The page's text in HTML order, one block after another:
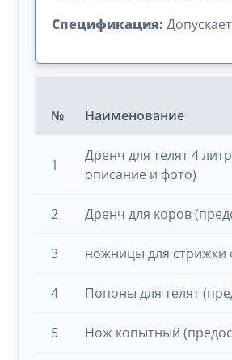
Спецификация:
№ Наименование
1
Дренч для телят 4
описание и фото)
2 Дренч для коров
3 ножницы для стрижки
4 Попоны для телят
5 Нож копытный